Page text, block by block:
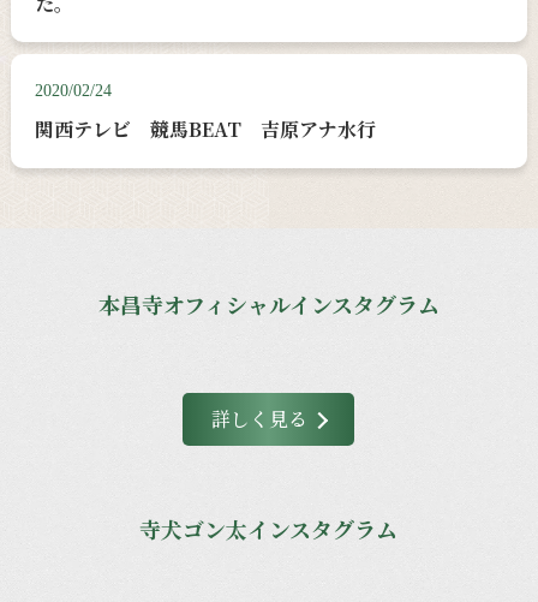
2020/02/24
関西テレビ 競馬BEAT 吉原アナ水行
本昌寺オフィシャルインスタグラム
詳しく見る
寺犬ゴン太インスタグラム